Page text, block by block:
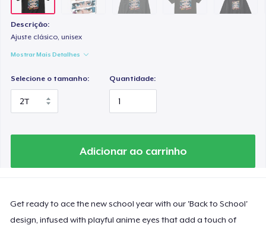
Descrição:
Ajuste clásico, unisex
Mostrar Mais Detalhes
Selecione o tamanho: Quantidade:
Adicionar ao carrinho
Get ready to ace the new school year with our 'Back to School'
design, infused with playful anime eyes that add a touch of
Unisex Classic Crewneck Sweatshirt
US$ 24,99